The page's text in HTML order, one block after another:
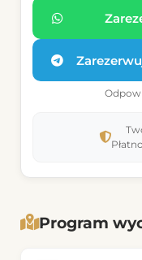
Program